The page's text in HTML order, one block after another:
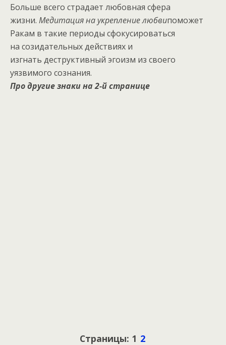
Больше всего страдает любовная сфера
жизни. Медитация на укрепление любвипоможет
Ракам в такие периоды сфокусироваться
на созидательных действиях и
изгнать деструктивный эгоизм из своего
уязвимого сознания.
Про другие знаки на 2-й странице
Страницы: 1 2